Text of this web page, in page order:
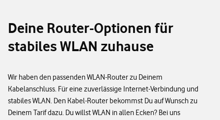
Deine Router-Optionen für
stabiles WLAN zuhause
Wir haben den passenden WLAN-Router zu Deinem
Kabelanschluss. Für eine zuverlässige Internet-Verbindung und
stabiles WLAN. Den Kabel-Router bekommst Du auf Wunsch zu
Deinem Tarif dazu. Du willst WLAN in allen Ecken? Bei uns